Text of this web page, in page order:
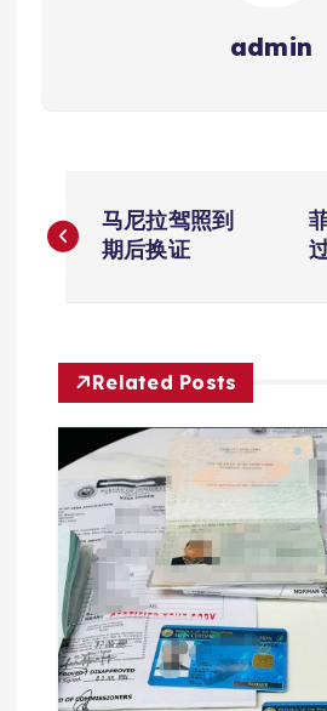
admin
章
航
马尼拉驾照到
期后换证
Related Posts